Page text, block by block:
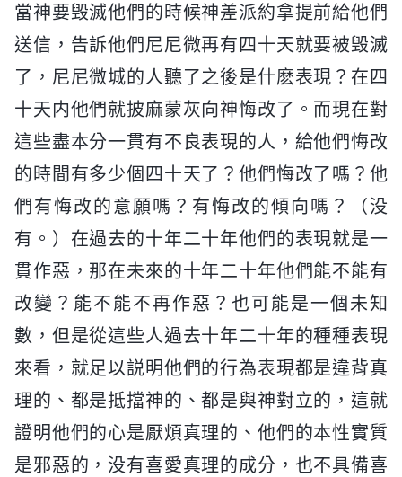
當神要毁滅他們的時候神差派約拿提前給他們
送信，告訴他們尼尼微再有四十天就要被毁滅
了，尼尼微城的人聽了之後是什麽表現？在四
十天内他們就披麻蒙灰向神悔改了。而現在對
這些盡本分一貫有不良表現的人，給他們悔改
的時間有多少個四十天了？他們悔改了嗎？他
們有悔改的意願嗎？有悔改的傾向嗎？（没
有。）在過去的十年二十年他們的表現就是一
貫作惡，那在未來的十年二十年他們能不能有
改變？能不能不再作惡？也可能是一個未知
數，但是從這些人過去十年二十年的種種表現
來看，就足以説明他們的行為表現都是違背真
理的、都是抵擋神的、都是與神對立的，這就
證明他們的心是厭煩真理的、他們的本性實質
是邪惡的，没有喜愛真理的成分，也不具備喜